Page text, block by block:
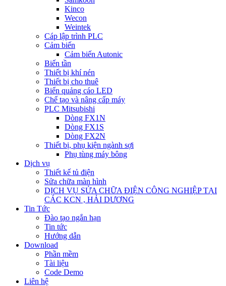
Kinco
Wecon
Weintek
Cáp lập trình PLC
Cảm biến
Cảm biến Autonic
Biến tần
Thiết bị khí nén
Thiết bị cho thuê
Biển quảng cáo LED
Chế tạo và nâng cấp máy
PLC Mitsubishi
Dòng FX1N
Dòng FX1S
Dòng FX2N
Thiết bị, phụ kiện ngành sợi
Phụ tùng máy bông
Dịch vụ
Thiết kế tủ điện
Sửa chữa màn hình
DỊCH VỤ SỬA CHỮA ĐIỆN CÔNG NGHIỆP TẠI
CÁC KCN , HẢI DƯƠNG
Tin Tức
Đào tạo ngắn hạn
Tin tức
Hướng dẫn
Download
Phần mềm
Tài liệu
Code Demo
Liên hệ